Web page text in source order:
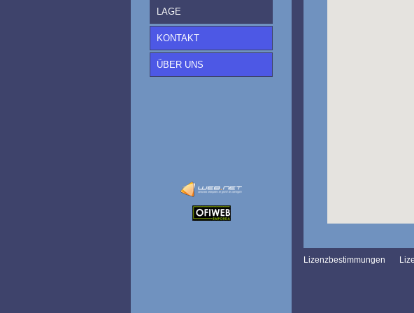
LAGE
KONTAKT
ÜBER UNS
Lizenzbestimmungen